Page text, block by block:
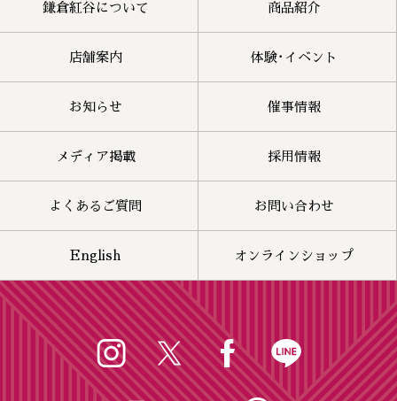
鎌倉紅谷について 商品紹介
店舗案内 体験･イベント
お知らせ 催事情報
メディア掲載 採用情報
よくあるご質問 お問い合わせ
English オンラインショップ